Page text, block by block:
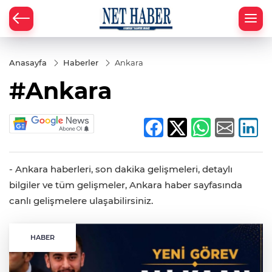
Anasayfa Haberler Ankara
#Ankara
- Ankara haberleri, son dakika gelişmeleri, detaylı
bilgiler ve tüm gelişmeler, Ankara haber sayfasında
canlı gelişmelere ulaşabilirsiniz.
HABER